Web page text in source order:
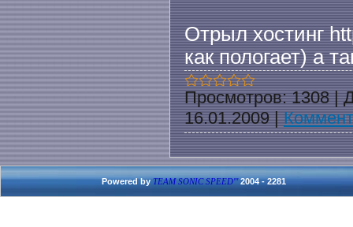
Отрыл хостинг
как пологает) а
Просмотров: 1308 |
16.01.2009 |
Powered byTEAM SONIC SPEED'''2004 - 2281